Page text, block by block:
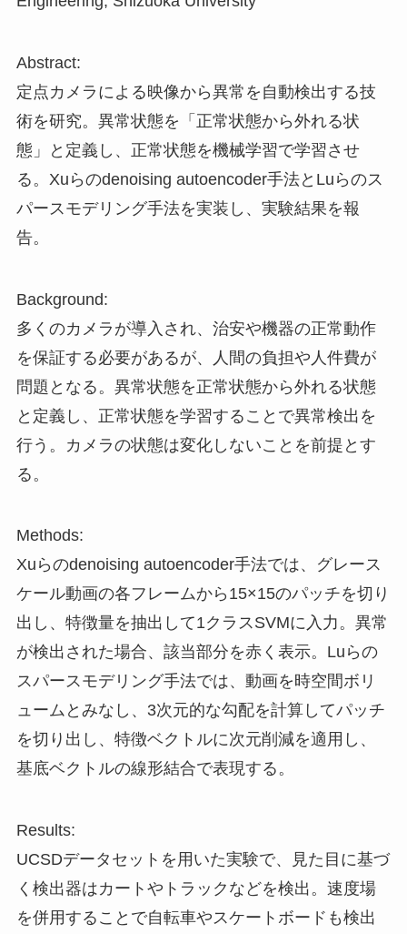
Abstract:
定点カメラによる映像から異常を自動検出する技
術を研究。異常状態を「正常状態から外れる状
態」と定義し、正常状態を機械学習で学習させ
る。Xuらのdenoising autoencoder手法とLuらのス
パースモデリング手法を実装し、実験結果を報
告。
Background:
多くのカメラが導入され、治安や機器の正常動作
を保証する必要があるが、人間の負担や人件費が
問題となる。異常状態を正常状態から外れる状態
と定義し、正常状態を学習することで異常検出を
行う。カメラの状態は変化しないことを前提とす
る。
Methods:
Xuらのdenoising autoencoder手法では、グレース
ケール動画の各フレームから15×15のパッチを切り
出し、特徴量を抽出して1クラスSVMに入力。異常
が検出された場合、該当部分を赤く表示。Luらの
スパースモデリング手法では、動画を時空間ボリ
ュームとみなし、3次元的な勾配を計算してパッチ
を切り出し、特徴ベクトルに次元削減を適用し、
基底ベクトルの線形結合で表現する。
Results:
UCSDデータセットを用いた実験で、見た目に基づ
く検出器はカートやトラックなどを検出。速度場
を併用することで自転車やスケートボードも検出